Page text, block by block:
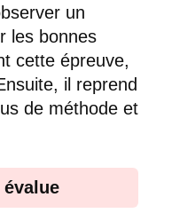
un
les bonnes
cette épreuve,
il reprend
de méthode et
évalue